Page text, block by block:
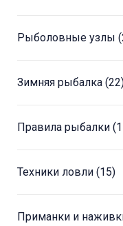
Рыболовные узлы
Зимняя рыбалка
Правила рыбалки
Техники ловли (15)
Приманки и